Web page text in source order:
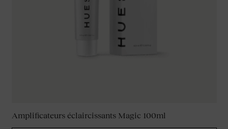
Amplificateurs éclaircissants Magic 100ml